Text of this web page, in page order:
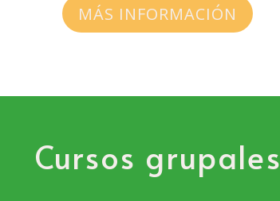
MÁS INFORMACIÓN
Cursos grupales